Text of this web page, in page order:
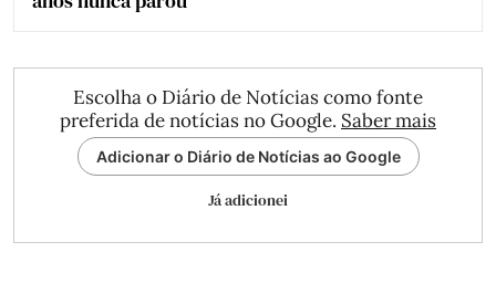
Escolha o Diário de Notícias como fonte
preferida de notícias no Google. Saber mais
Adicionar o Diário de Notícias ao Google
Já adicionei